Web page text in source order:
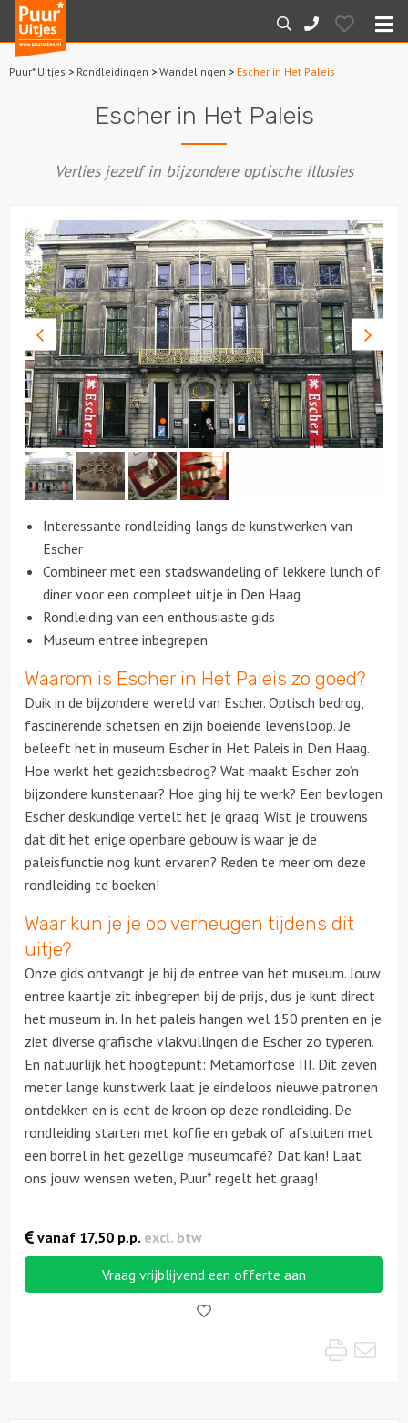
Puur*
Uitjes
Zoeken
088-
7887000
Hearts
Dagarrangementen
Avondarrangementen
Varen
Boottochten
Losse boothuur
Sport en spel
Citygames
Quizzen en spellen
Sportieve activiteiten
Workshops
Creatieve workshops
Culinaire workshops
Actieve workshops
Ludieke workshops
Teamtrainingen
Proeverijen
Rondleidingen
Wandelingen
Fietstochten
Solextours
Locaties
Puur* Uitjes > Rondleidingen > Wandelingen > Escher in Het Paleis
Escher in Het Paleis
Verlies jezelf in bijzondere optische illusies
Vorige
foto
foto
Interessante rondleiding langs de kunstwerken van
Escher
Combineer met een stadswandeling of lekkere lunch of
diner voor een compleet uitje in Den Haag
Rondleiding van een enthousiaste gids
Museum entree inbegrepen
Waarom is Escher in Het Paleis zo goed?
Duik in de bijzondere wereld van Escher. Optisch bedrog,
fascinerende schetsen en zijn boeiende levensloop. Je
beleeft het in museum Escher in Het Paleis in Den Haag.
Hoe werkt het gezichtsbedrog? Wat maakt Escher zo’n
bijzondere kunstenaar? Hoe ging hij te werk? Een bevlogen
Escher deskundige vertelt het je graag. Wist je trouwens
dat dit het enige openbare gebouw is waar je de
paleisfunctie nog kunt ervaren? Reden te meer om deze
rondleiding te boeken!
Waar kun je je op verheugen tijdens dit
uitje?
Onze gids ontvangt je bij de entree van het museum. Jouw
entree kaartje zit inbegrepen bij de prijs, dus je kunt direct
het museum in. In het paleis hangen wel 150 prenten en je
ziet diverse grafische vlakvullingen die Escher zo typeren.
En natuurlijk het hoogtepunt: Metamorfose III. Dit zeven
meter lange kunstwerk laat je eindeloos nieuwe patronen
ontdekken en is echt de kroon op deze rondleiding. De
rondleiding starten met koffie en gebak of afsluiten met
een borrel in het gezellige museumcafé? Dat kan! Laat
ons jouw wensen weten, Puur* regelt het graag!
Vraag vrijblijvend een offerte aan
Like!
vanaf 17,50 p.p. excl. btw
Print